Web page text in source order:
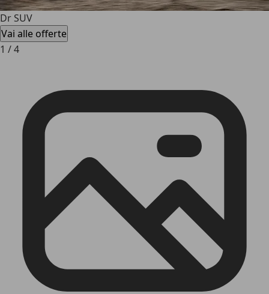
Dr SUV
Vai alle offerte
1 /4